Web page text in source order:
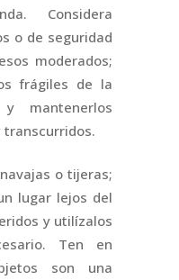
Considera
o de seguridad
moderados;
frágiles de la
mantenerlos
transcurridos.
o tijeras;
lugar lejos del
y utilízalos
Ten en
son una